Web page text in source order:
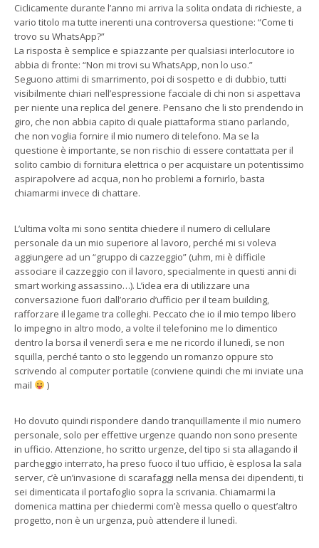
Ciclicamente durante l’anno mi arriva la solita ondata di richieste, a
vario titolo ma tutte inerenti una controversa questione: “Come ti
trovo su WhatsApp?”
La risposta è semplice e spiazzante per qualsiasi interlocutore io
abbia di fronte: “Non mi trovi su WhatsApp, non lo uso.”
Seguono attimi di smarrimento, poi di sospetto e di dubbio, tutti
visibilmente chiari nell’espressione facciale di chi non si aspettava
per niente una replica del genere. Pensano che li sto prendendo in
giro, che non abbia capito di quale piattaforma stiano parlando,
che non voglia fornire il mio numero di telefono. Ma se la
questione è importante, se non rischio di essere contattata per il
solito cambio di fornitura elettrica o per acquistare un potentissimo
aspirapolvere ad acqua, non ho problemi a fornirlo, basta
chiamarmi invece di chattare.
L’ultima volta mi sono sentita chiedere il numero di cellulare
personale da un mio superiore al lavoro, perché mi si voleva
aggiungere ad un “gruppo di cazzeggio” (uhm, mi è difficile
associare il cazzeggio con il lavoro, specialmente in questi anni di
smart working assassino…). L’idea era di utilizzare una
conversazione fuori dall’orario d’ufficio per il team building,
rafforzare il legame tra colleghi. Peccato che io il mio tempo libero
lo impegno in altro modo, a volte il telefonino me lo dimentico
dentro la borsa il venerdì sera e me ne ricordo il lunedì, se non
squilla, perché tanto o sto leggendo un romanzo oppure sto
scrivendo al computer portatile (conviene quindi che mi inviate una
mail
)
Ho dovuto quindi rispondere dando tranquillamente il mio numero
personale, solo per effettive urgenze quando non sono presente
in ufficio. Attenzione, ho scritto urgenze, del tipo si sta allagando il
parcheggio interrato, ha preso fuoco il tuo ufficio, è esplosa la sala
server, c’è un’invasione di scarafaggi nella mensa dei dipendenti, ti
sei dimenticata il portafoglio sopra la scrivania. Chiamarmi la
domenica mattina per chiedermi com’è messa quello o quest’altro
progetto, non è un urgenza, può attendere il lunedì.